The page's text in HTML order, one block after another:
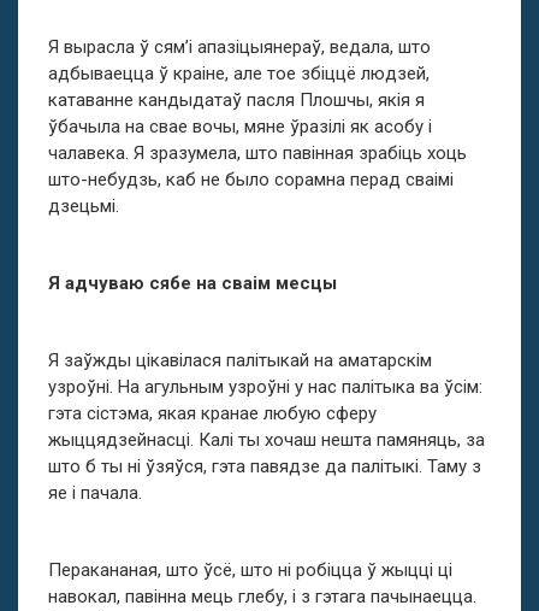
Я вырасла ў сям’і апазіцыянераў, ведала, што
адбываецца ў краіне, але тое збіццё людзей,
катаванне кандыдатаў пасля Плошчы, якія я
ўбачыла на свае вочы, мяне ўразілі як асобу і
чалавека. Я зразумела, што павінная зрабіць хоць
што-небудзь, каб не было сорамна перад сваімі
дзецьмі.
Я адчуваю сябе на сваім месцы
Я заўжды цікавілася палітыкай на аматарскім
узроўні. На агульным узроўні у нас палітыка ва ўсім:
гэта сістэма, якая кранае любую сферу
жыццядзейнасці. Калі ты хочаш нешта памяняць, за
што б ты ні ўзяўся, гэта павядзе да палітыкі. Таму з
яе і пачала.
Перакананая, што ўсё, што ні робіцца ў жыцці ці
навокал, павінна мець глебу, і з гэтага пачынаецца.